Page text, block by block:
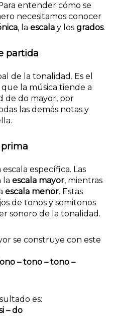
entender cómo se
necesitamos conocer
, la escala y los grados.
partida
de la tonalidad. Es el
la música tiende a
de do mayor, por
las demás notas y
prima
específica. Las
la escala mayor, mientras
escala menor. Estas
de tonos y semitonos
sonoro de la tonalidad.
se construye con este
– tono – tono –
es:
– do